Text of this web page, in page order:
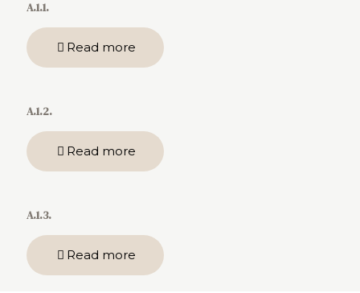
A.1.1.
Read more
A.1.2.
Read more
A.1.3.
Read more